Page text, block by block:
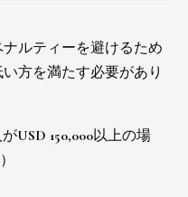
ルティーを避けるため
方を満たす必要があり
USD 150,000以上の場